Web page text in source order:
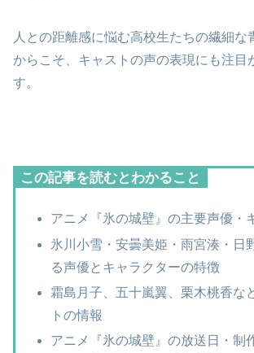
人との距離感に悩む高校生たちの繊細な
からこそ、キャストの声の表現にも注目
す。
この記事を読むとわかること
アニメ『氷の城壁』の主要声優・
氷川小雪・安曇美姫・雨宮湊・日
る声優とキャラクターの特徴
霜島月子、五十嵐翼、栗木桃香な
トの情報
アニメ『氷の城壁』の放送日・制